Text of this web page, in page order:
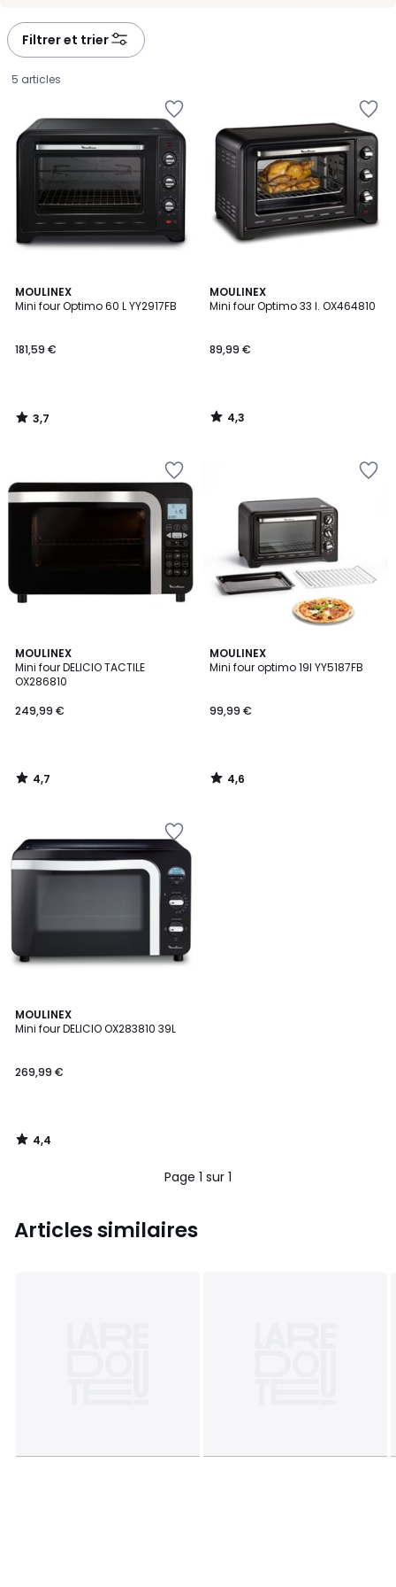
Filtrer et trier
5 articles
MOULINEX
Mini four Optimo 60 L YY2917FB
€.
181,59 €
3,7
/ 5
3,7
/
MOULINEX
Mini four Optimo 33 l. OX464810
89,99 €
4,3
/ 5
4,3
/
MOULINEX
Mini four DELICIO TACTILE
OX286810
249,99 €
4,7
/ 5
4,7
/
MOULINEX
Mini four optimo 19l YY5187FB
99,99 €
4,6
/ 5
4,6
/
MOULINEX
Mini four DELICIO OX283810 39L
269,99 €
4,4
/ 5
4,4
/
Page 1 sur 1
Articles similaires